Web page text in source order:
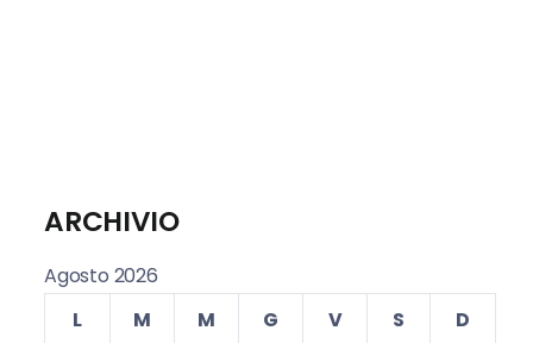
ARCHIVIO
Agosto 2026
L
M M G V S
D